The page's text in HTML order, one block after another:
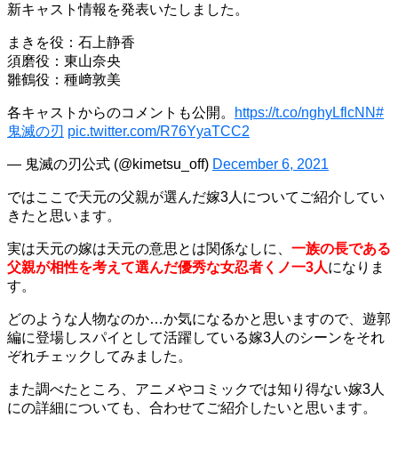
新キャスト情報を発表いたしました。
まきを役：石上静香
須磨役：東山奈央
雛鶴役：種﨑敦美
各キャストからのコメントも公開。 https://t.co/nghyLflcNN#
鬼滅の刃 pic.twitter.com/R76YyaTCC2
— 鬼滅の刃公式 (@kimetsu_off) December 6, 2021
ではここで天元の父親が選んだ嫁3人についてご紹介してい
きたと思います。
実は天元の嫁は天元の意思とは関係なしに、 一族の長である
父親が相性を考えて選んだ優秀な女忍者くノ一3人になりま
す。
どのような人物なのか…か気になるかと思いますので、遊郭
編に登場しスパイとして活躍している嫁3人のシーンをそれ
ぞれチェックしてみました。
また調べたところ、アニメやコミックでは知り得ない嫁3人
にの詳細についても、合わせてご紹介したいと思います。